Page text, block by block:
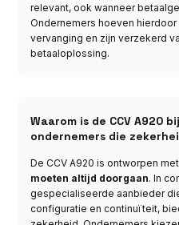
relevant, ook wanneer
Ondernemers hoeven
vervanging en zijn verzekerd
betaaloplossing.
Waarom is de CCV A920
ondernemers die
De CCV A920 is ontworpen
moeten altijd doorgaan. In
gespecialiseerde aanbieder
configuratie en continuïteit,